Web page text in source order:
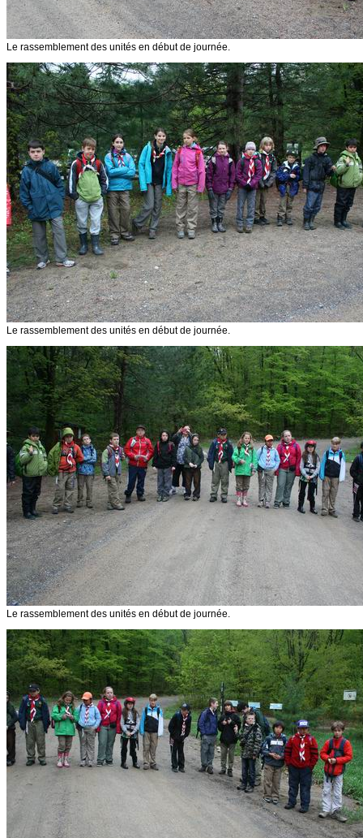
Le rassemblement des unités en début de journée.
Le rassemblement des unités en début de journée.
Le rassemblement des unités en début de journée.